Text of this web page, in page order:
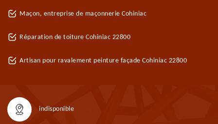
Maçon, entreprise de maçonnerie Cohiniac
Réparation de toiture Cohiniac 22800
Artisan pour ravalement peinture façade Cohiniac 22800
indisponible